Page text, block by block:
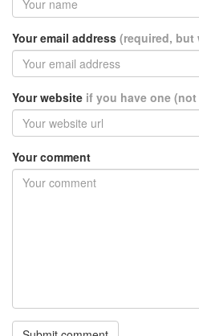
Your email address (required, but
Your website if you have one
Your comment